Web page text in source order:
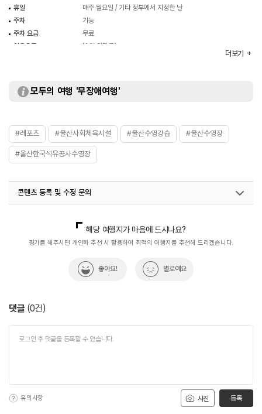
휴일
매주 월요일 / 기타 정부에서 지정한 날
주차
가능
주차 요금
무료
이용요금
[1일 입장료]
※ 이용요금은 변동될 수 있으므로 자세한 사항은 홈페이지
더보기
모두의 여행 '무장애여행'
#레포츠 #울산사회체육시설 #울산수영강습 #울산수영장
#울산한국석유공사수영장
콘텐츠 등록 및 수정 문의
해당 여행지가 마음에 드시나요?
평가를 해주시면 개인화 추천 시 활용하여 최적의 여행지를 추천해 드리겠습니다.
좋아요! 별로예요
댓글 (0건)
사진
유의사항 등록